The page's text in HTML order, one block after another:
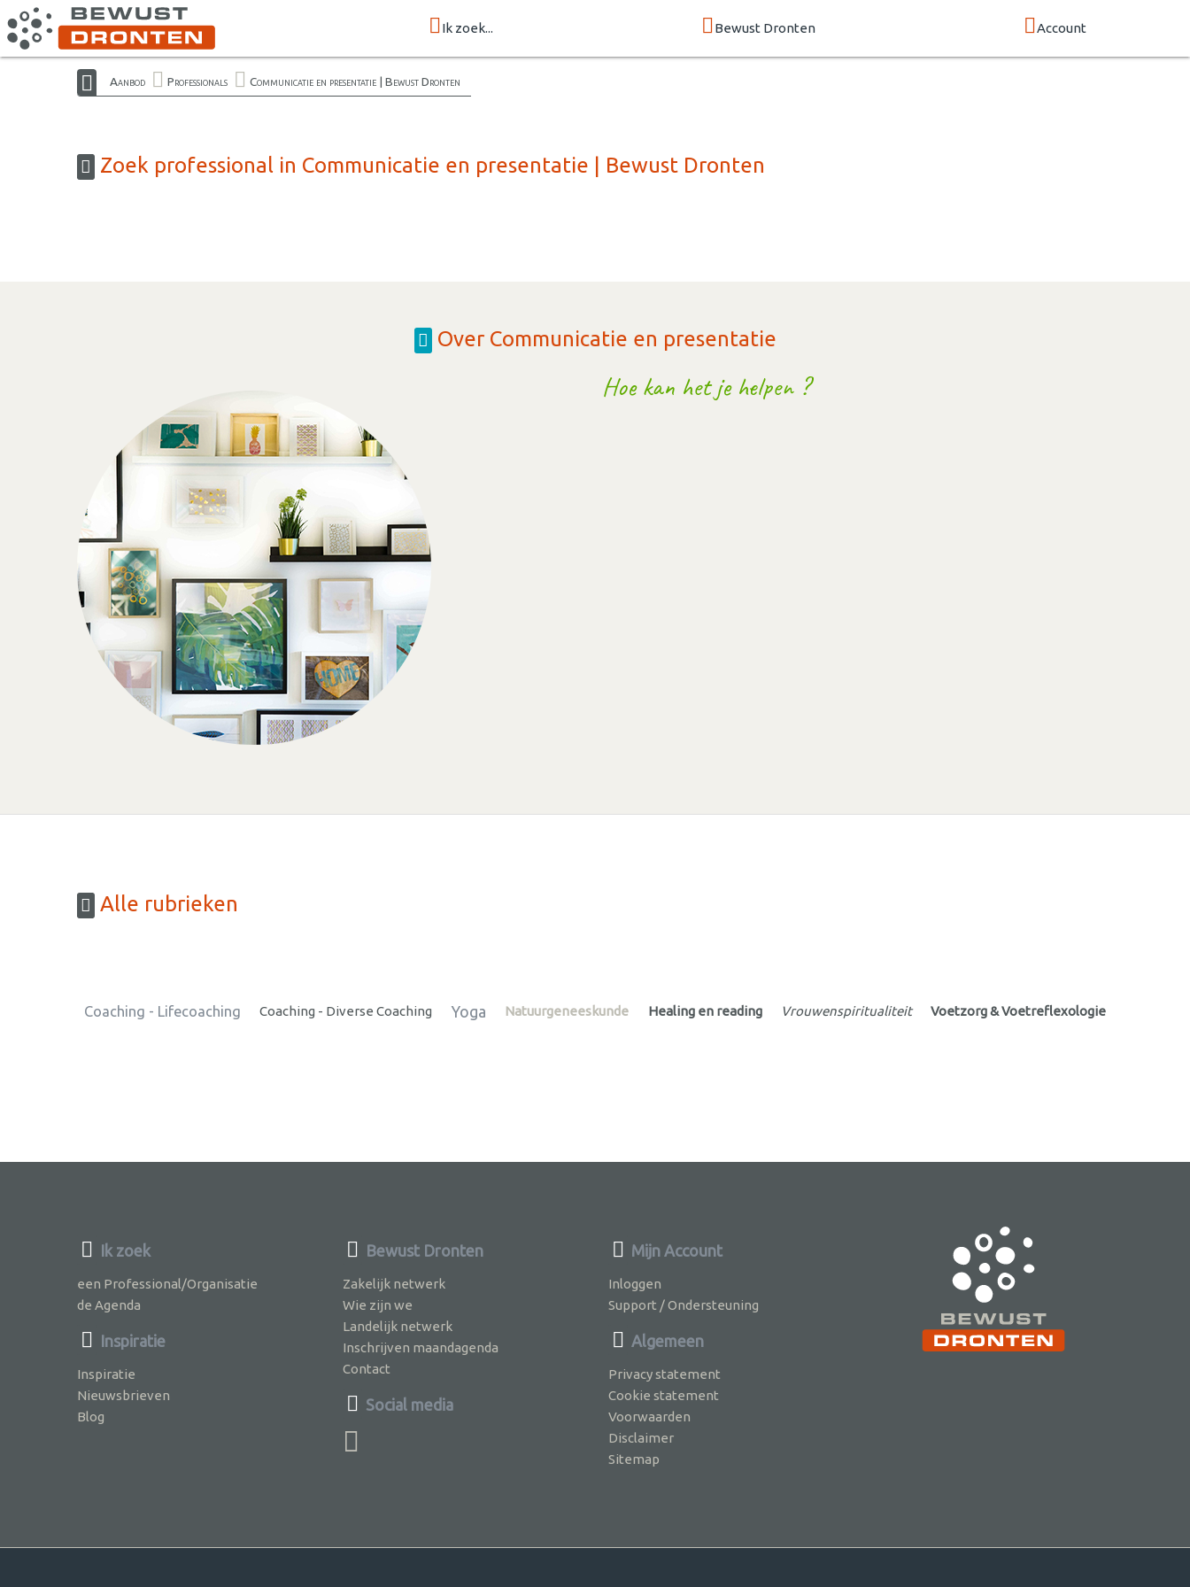
Ik zoek... Bewust Dronten Account
Aanbod Professionals Communicatie en presentatie | Bewust Dronten
Zoek professional in Communicatie en presentatie | Bewust Dronten
Over Communicatie en presentatie
Hoe kan het je helpen ?
Alle rubrieken
Coaching - Lifecoaching Coaching - Diverse Coaching Yoga Natuurgeneeskunde Healing en reading Vrouwenspiritualiteit Voetzorg & Voetreflexologie
Ik zoek
een Professional/Organisatie
de Agenda
Inspiratie
Inspiratie
Nieuwsbrieven
Blog
Bewust Dronten
Zakelijk netwerk
Wie zijn we
Landelijk netwerk
Inschrijven maandagenda
Contact
Social media
Mijn Account
Inloggen
Support / Ondersteuning
Algemeen
Privacy statement
Cookie statement
Voorwaarden
Disclaimer
Sitemap